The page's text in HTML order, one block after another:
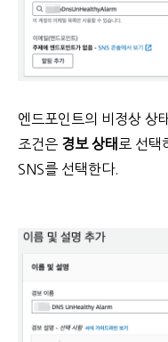
엔드포인트의 비정상 상
조건은 경보 상태 로 선택
SNS를 선택한다.